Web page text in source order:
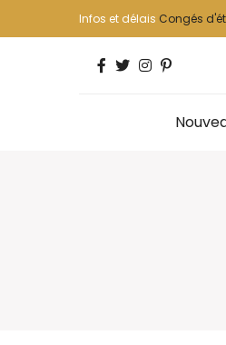
Infos et délais Congés